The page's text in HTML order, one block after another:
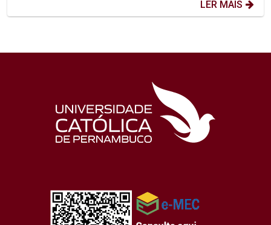
LER MAIS